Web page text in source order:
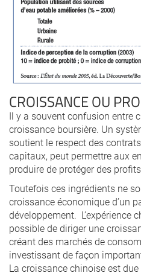
CROISSANCE OU
Il y a souvent confusion entre
croissance boursière. Un
soutient le respect des
capitaux, peut permettre aux
produire de protéger des
Toutefois ces ingrédients ne
croissance économique d’un
développement. L’expérience
possible de diriger une
créant des marchés de
investissant de façon
La croissance chinoise est